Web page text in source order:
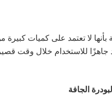
بأنها لا تعتمد على كميات كبيرة
جاهزًا للاستخدام خلال وقت
الجافة